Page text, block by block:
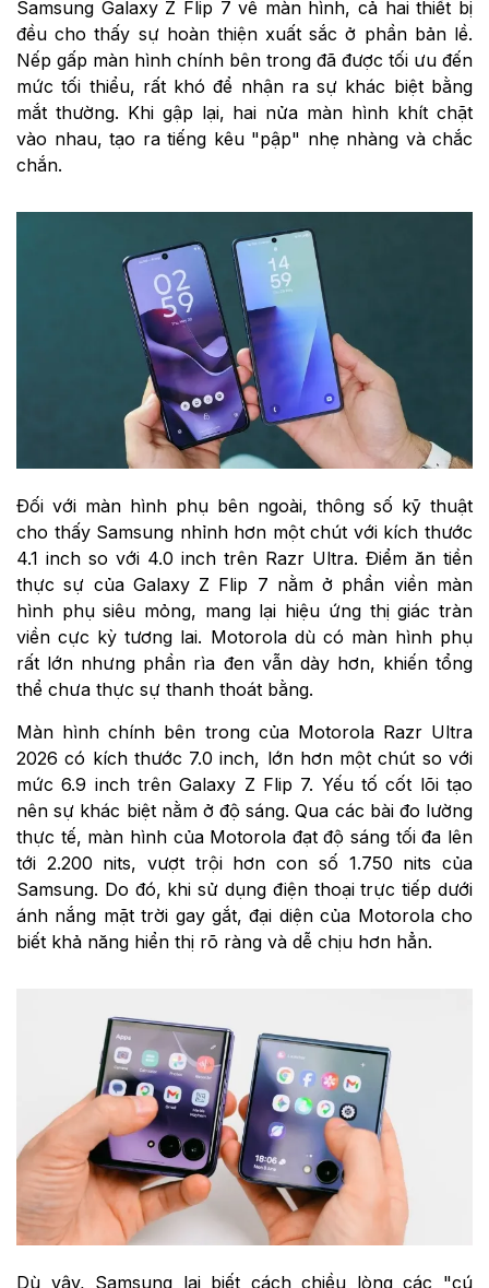
Samsung Galaxy Z Flip 7 về màn hình, cả hai thiết bị
đều cho thấy sự hoàn thiện xuất sắc ở phần bản lề.
Nếp gấp màn hình chính bên trong đã được tối ưu đến
mức tối thiểu, rất khó để nhận ra sự khác biệt bằng
mắt thường. Khi gập lại, hai nửa màn hình khít chặt
vào nhau, tạo ra tiếng kêu "pập" nhẹ nhàng và chắc
chắn.
Đối với màn hình phụ bên ngoài, thông số kỹ thuật
cho thấy Samsung nhỉnh hơn một chút với kích thước
4.1 inch so với 4.0 inch trên Razr Ultra. Điểm ăn tiền
thực sự của Galaxy Z Flip 7 nằm ở phần viền màn
hình phụ siêu mỏng, mang lại hiệu ứng thị giác tràn
viền cực kỳ tương lai. Motorola dù có màn hình phụ
rất lớn nhưng phần rìa đen vẫn dày hơn, khiến tổng
thể chưa thực sự thanh thoát bằng.
Màn hình chính bên trong của Motorola Razr Ultra
2026 có kích thước 7.0 inch, lớn hơn một chút so với
mức 6.9 inch trên Galaxy Z Flip 7. Yếu tố cốt lõi tạo
nên sự khác biệt nằm ở độ sáng. Qua các bài đo lường
thực tế, màn hình của Motorola đạt độ sáng tối đa lên
tới 2.200 nits, vượt trội hơn con số 1.750 nits của
Samsung. Do đó, khi sử dụng điện thoại trực tiếp dưới
ánh nắng mặt trời gay gắt, đại diện của Motorola cho
biết khả năng hiển thị rõ ràng và dễ chịu hơn hẳn.
Dù vậy, Samsung lại biết cách chiều lòng các "cú